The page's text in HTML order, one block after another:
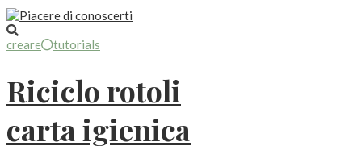
creare tutorials
Riciclo rotoli
carta igienica